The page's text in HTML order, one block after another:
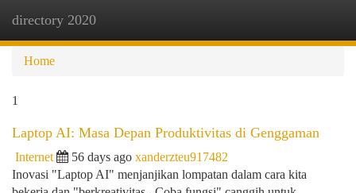
directory 2020
Home
1
Laptop AI: Masa Depan Produktivitas di Genggaman
Internet 56 days ago xanderzteu917482
Inovasi "Laptop AI" menjanjikan lompatan dalam cara kita